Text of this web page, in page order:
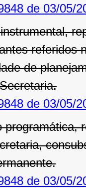
de 03/05/
referidos
de
de 03/05/
de 03/05/